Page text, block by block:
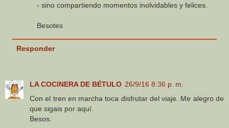
- sino compartiendo momentos inolvidables y felices.
Besotes
Responder
LA COCINERA DE BÉTULO 26/9/16 8:36 p. m.
Con el tren en marcha toca disfrutar del viaje. Me alegro de
que sigais por aquí.
Besos.